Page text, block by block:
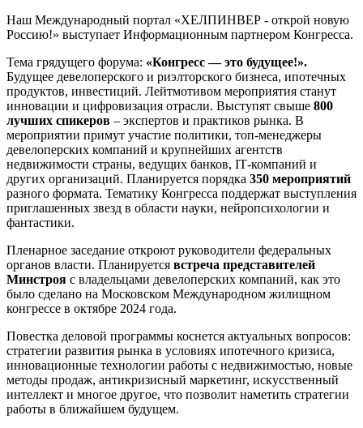
Наш Международный портал «ХЕЛПИНВЕР - открой новую
Россию!» выступает Информационным партнером Конгресса.
Тема грядущего форума: «Конгресс — это будущее!».
Будущее девелоперского и риэлторского бизнеса, ипотечных
продуктов, инвестиций. Лейтмотивом мероприятия станут
инновации и цифровизация отрасли. Выступят свыше 800
лучших спикеров – экспертов и практиков рынка. В
мероприятии примут участие политики, топ-менеджеры
девелоперских компаний и крупнейших агентств
недвижимости страны, ведущих банков, IT-компаний и
других организаций. Планируется порядка 350 мероприятий
разного формата. Тематику Конгресса поддержат выступления
приглашенных звезд в области науки, нейропсихологии и
фантастики.
Пленарное заседание откроют руководители федеральных
органов власти. Планируется встреча представителей
Минстроя с владельцами девелоперских компаний, как это
было сделано на Московском Международном жилищном
конгрессе в октябре 2024 года.
Повестка деловой программы коснется актуальных вопросов:
стратегии развития рынка в условиях ипотечного кризиса,
инновационные технологии работы с недвижимостью, новые
методы продаж, антикризисный маркетинг, искусственный
интеллект и многое другое, что позволит наметить стратегии
работы в ближайшем будущем.